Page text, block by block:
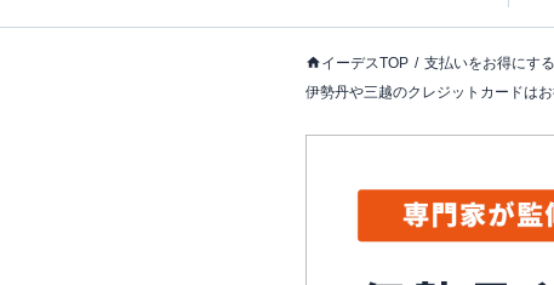
イーデスTOP 支払いをお得にする
伊勢丹や三越のクレジットカードは